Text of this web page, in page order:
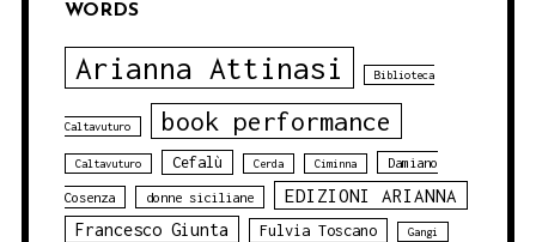
WORDS
Arianna Attinasi Biblioteca
Caltavuturo book performance
Caltavuturo Cefalù Cerda Ciminna Damiano
Cosenza donne siciliane EDIZIONI ARIANNA
Francesco Giunta Fulvia Toscano Gangi